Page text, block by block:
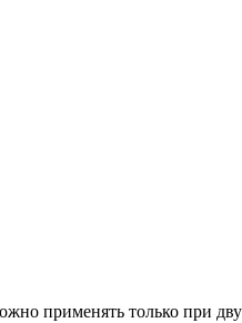
применять только при